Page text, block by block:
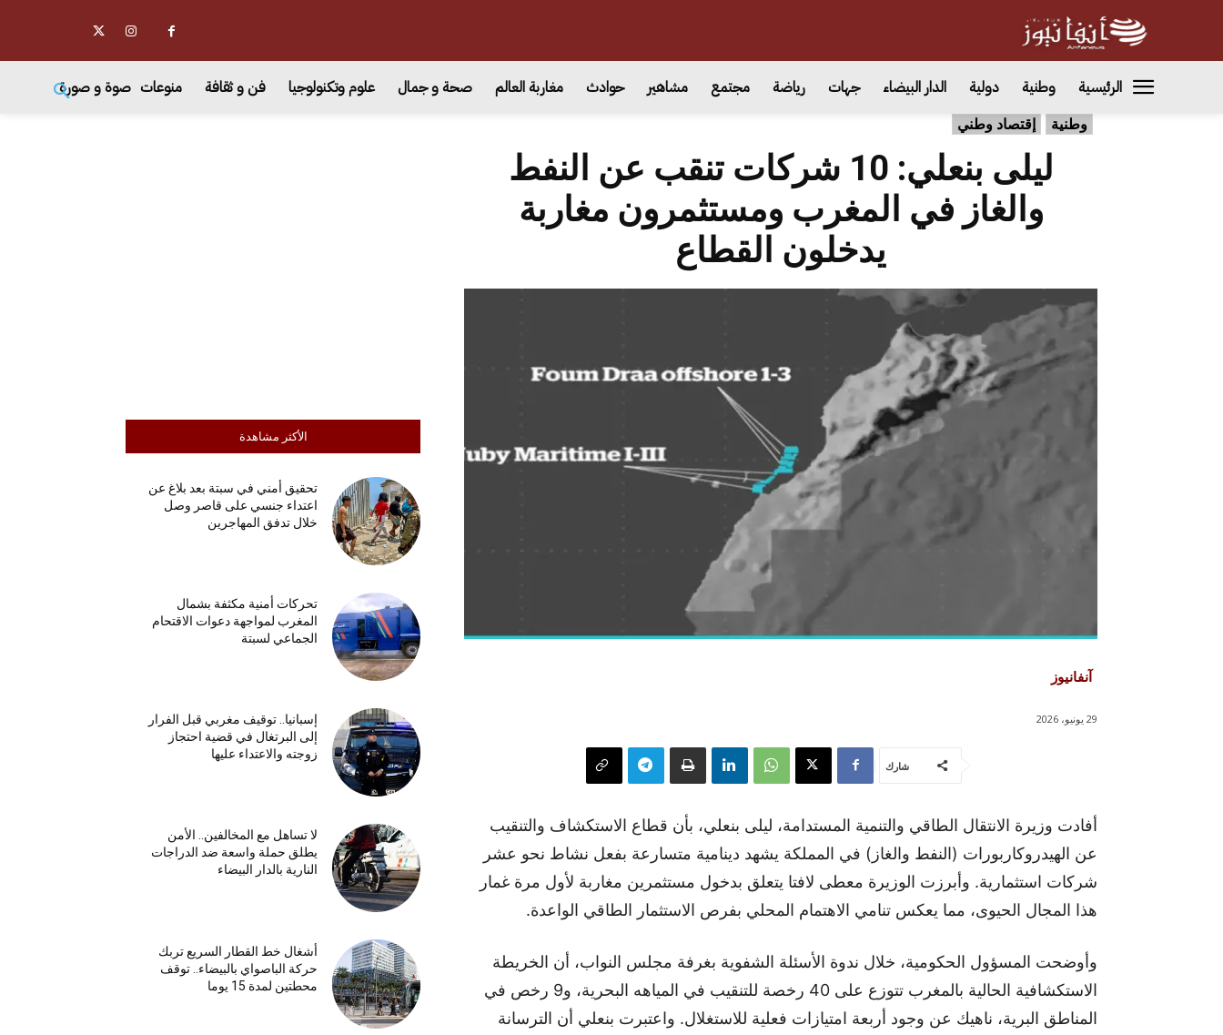
الرئيسية وطنية دولية الدار البيضاء جهات رياضة مجتمع مشاهير حوادث مغاربة العالم صحة و جمال علوم وتكنولوجيا فن و ثقافة منوعات صوة و صورة
وطنية إقتصاد وطني
الأكثر مشاهدة
تحقيق أمني في سبتة بعد بلاغ عن
اعتداء جنسي على قاصر وصل
خلال تدفق المهاجرين
تحركات أمنية مكثفة بشمال
المغرب لمواجهة دعوات الاقتحام
الجماعي لسبتة
إسبانيا.. توقيف مغربي قبل الفرار
إلى البرتغال في قضية احتجاز
زوجته والاعتداء عليها
لا تساهل مع المخالفين.. الأمن
يطلق حملة واسعة ضد الدراجات
النارية بالدار البيضاء
أشغال خط القطار السريع تربك
حركة الباصواي بالبيضاء.. توقف
محطتين لمدة 15 يوما
ليلى بنعلي: 10 شركات تنقب عن النفط
والغاز في المغرب ومستثمرون مغاربة
يدخلون القطاع
آنفانيوز
29 يونيو، 2026
شارك
أفادت وزيرة الانتقال الطاقي والتنمية المستدامة، ليلى بنعلي، بأن قطاع الاستكشاف والتنقيب
عن الهيدروكاربورات (النفط والغاز) في المملكة يشهد دينامية متسارعة بفعل نشاط نحو عشر
شركات استثمارية. وأبرزت الوزيرة معطى لافتا يتعلق بدخول مستثمرين مغاربة لأول مرة غمار
هذا المجال الحيوى، مما يعكس تنامي الاهتمام المحلي بفرص الاستثمار الطاقي الواعدة.
وأوضحت المسؤول الحكومية، خلال ندوة الأسئلة الشفوية بغرفة مجلس النواب، أن الخريطة
الاستكشافية الحالية بالمغرب تتوزع على 40 رخصة للتنقيب في المياهه البحرية، و9 رخص في
المناطق البرية، ناهيك عن وجود أربعة امتيازات فعلية للاستغلال. واعتبرت بنعلي أن الترسانة